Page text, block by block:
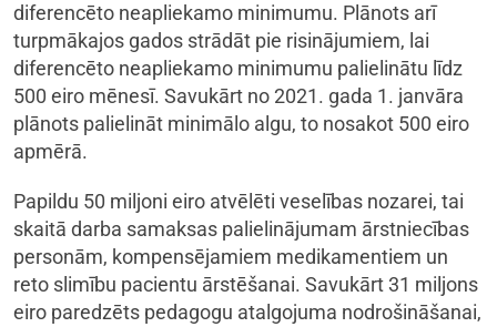
diferencēto neapliekamo minimumu. Plānots arī
turpmākajos gados strādāt pie risinājumiem, lai
diferencēto neapliekamo minimumu palielinātu līdz
500 eiro mēnesī. Savukārt no 2021. gada 1. janvāra
plānots palielināt minimālo algu, to nosakot 500 eiro
apmērā.
Papildu 50 miljoni eiro atvēlēti veselības nozarei, tai
skaitā darba samaksas palielinājumam ārstniecības
personām, kompensējamiem medikamentiem un
reto slimību pacientu ārstēšanai. Savukārt 31 miljons
eiro paredzēts pedagogu atalgojuma nodrošināšanai,